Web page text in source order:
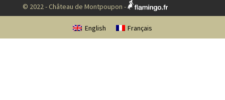
© 2022 - Château de Montpoupon -
English Français